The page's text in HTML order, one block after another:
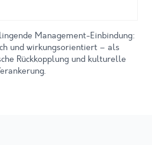
Management-Einbindung:
und wirkungsorientiert – als
Rückkopplung und kulturelle